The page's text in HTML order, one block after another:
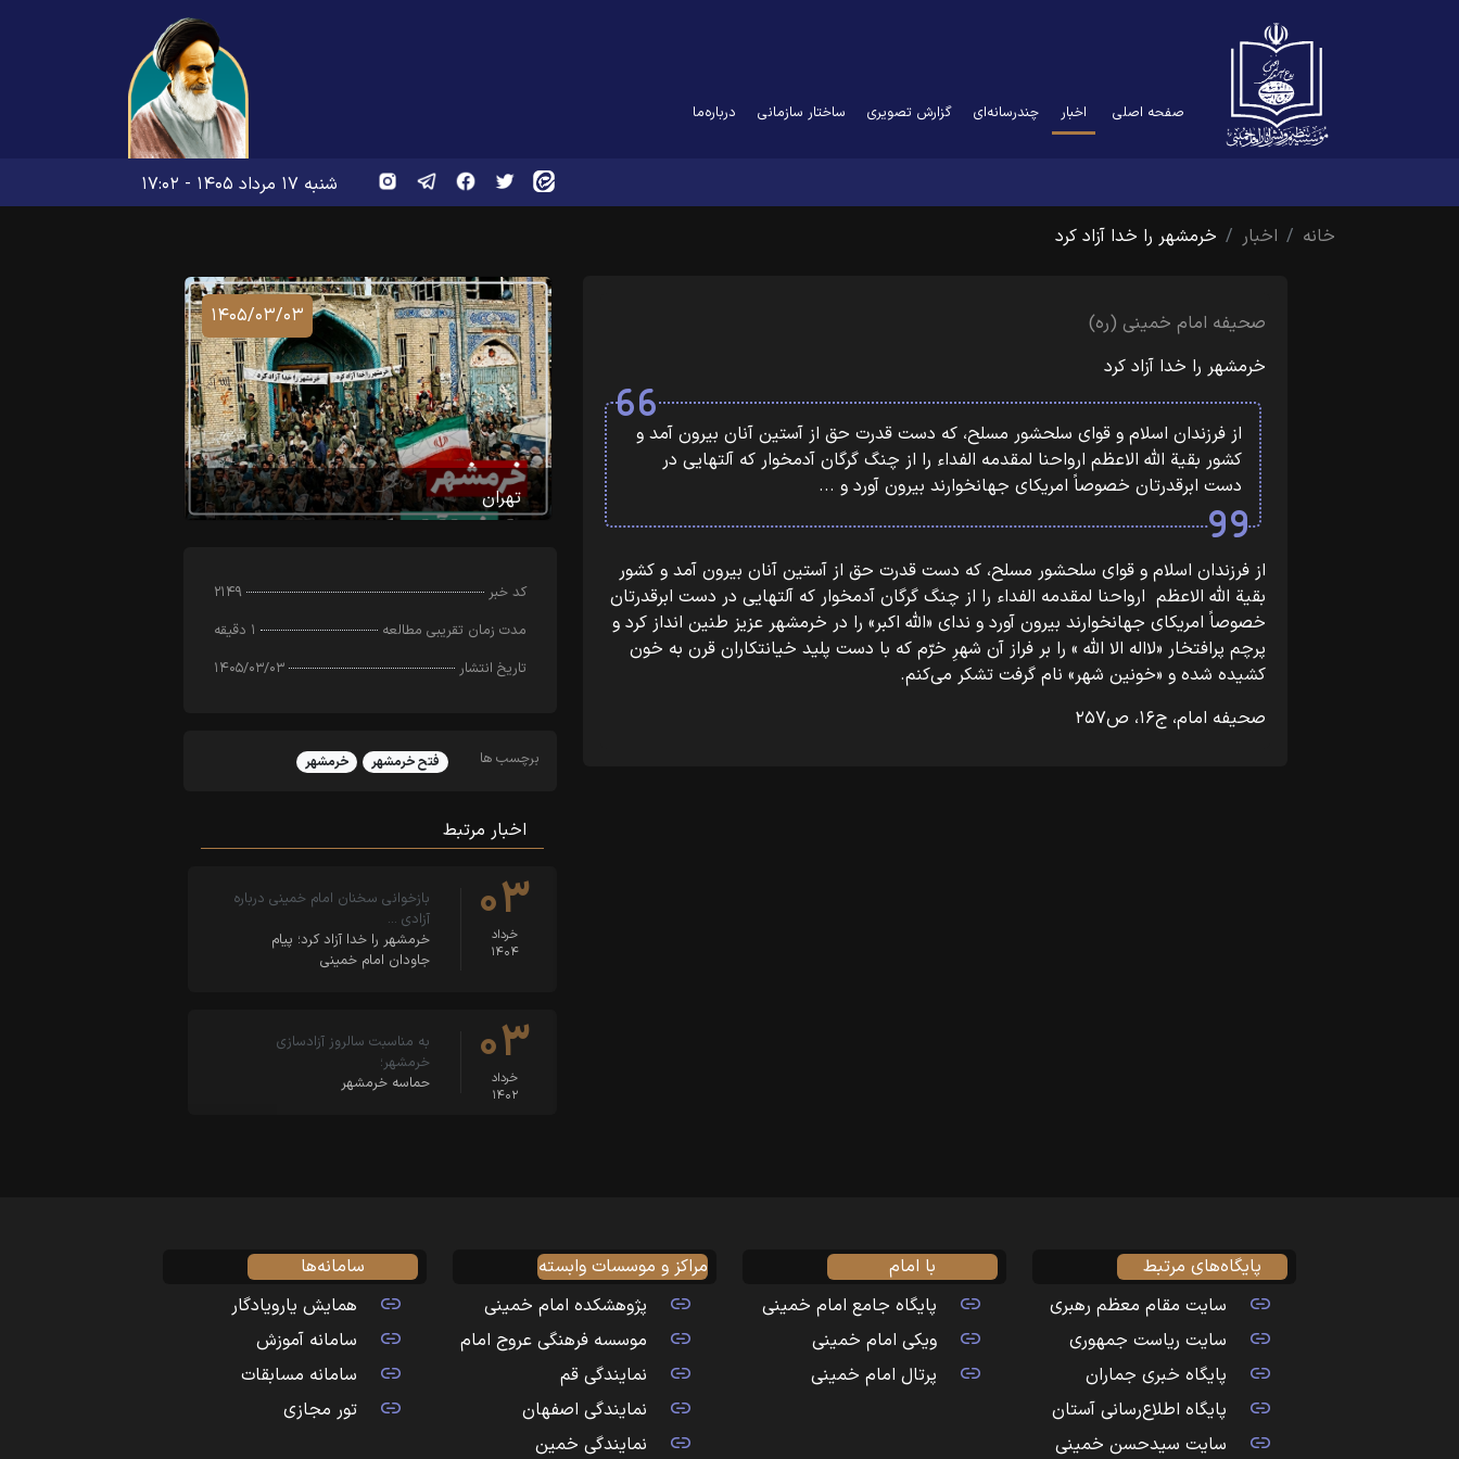
صفحه اصلی اخبار چندرسانه‌ای گزارش تصویری ساختار سازمانی درباره‌ما
شنبه ۱۷ مرداد ۱۴۰۵ - ۱۷:۰۲
خانه
اخبار خرمشهر را خدا آزاد کرد
صحیفه امام خمینی (ره)
خرمشهر را خدا آزاد کرد
از فرزندان اسلام و قوای سلحشور مسلح، که دست قدرت حق از‏‎ ‎‏آستین آنان بیرون آمد و
کشور بقیة الله الاعظم ارواحنا لمقدمه الفداء را از چنگ گرگان‏‎ ‎‏آدمخوار که آلتهایی در
دست ابرقدرتان خصوصاً امریکای جهانخوارند بیرون آورد و ...
از فرزندان اسلام و قوای سلحشور مسلح، که دست قدرت حق از‏‎ ‎‏آستین آنان بیرون آمد و کشور
بقیة الله الاعظم ارواحنا لمقدمه الفداء را از چنگ گرگان‏‎ ‎‏آدمخوار که آلتهایی در دست ابرقدرتان
خصوصاً امریکای جهانخوارند بیرون آورد و‏‎ ‎‏ندای «الله اکبر» را در خرمشهر عزیز طنین انداز کرد و
پرچم پرافتخار «لااله الا الله » را بر‏‎ ‎‏فراز آن شهرِ خرّم که با دست پلید خیانتکاران قرن به خون
کشیده شده و «خونین‏‎ ‎‏شهر»‏‎‎‏ نام گرفت تشکر می‌کنم.
صحیفه امام، ج۱۶، ص۲۵۷
۱۴۰۵/۰۳/۰۳
تهران
کد خبر
۲۱۴۹
مدت زمان تقریبی مطالعه
۱ دقیقه
تاریخ انتشار
۱۴۰۵/۰۳/۰۳
برچسب ها فتح خرمشهر خرمشهر
اخبار مرتبط
۰۳
خرداد
۱۴۰۴
بازخوانی سخنان امام خمینی درباره
آزادی …
خرمشهر را خدا آزاد کرد؛ پیام
جاودان امام خمینی
۰۳
خرداد
۱۴۰۲
به مناسبت سالروز آزادسازی
خرمشهر؛
حماسه خرمشهر
پایگاه‌های مرتبط
سایت مقام معظم رهبری
سایت ریاست جمهوری
پایگاه خبری جماران
پایگاه اطلاع‌رسانی آستان
سایت سیدحسن خمینی
با امام
پایگاه جامع امام خمینی
ویکی امام خمینی
پرتال امام خمینی
مراکز و موسسات وابسته
پژوهشکده امام خمینی
موسسه فرهنگی عروج امام
نمایندگی قم
نمایندگی اصفهان
نمایندگی خمین
سامانه‌ها
همایش یارویادگار
سامانه آموزش
سامانه مسابقات
تور مجازی